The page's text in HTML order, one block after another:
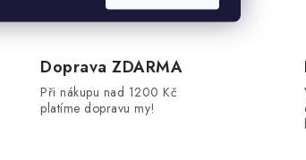
Doprava ZDARMA
Při nákupu nad 1200 Kč
platíme dopravu my!